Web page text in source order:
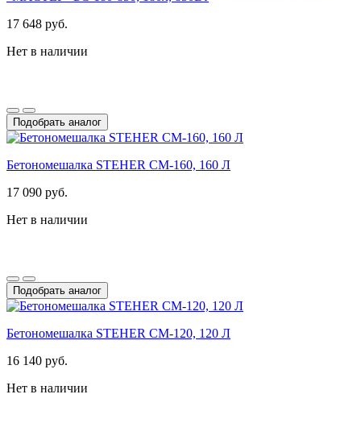
17 648 руб.
Нет в наличии
Подобрать аналог
Бетономешалка STEHER CM-160, 160 Л
17 090 руб.
Нет в наличии
Подобрать аналог
Бетономешалка STEHER CM-120, 120 Л
16 140 руб.
Нет в наличии